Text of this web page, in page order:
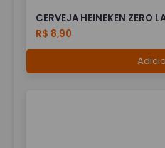
CERVEJA HEINEKEN ZERO
R$ 8,90